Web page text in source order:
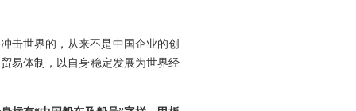
击世界的，从来不是中国企业的创
易体制，以自身稳定发展为世界经